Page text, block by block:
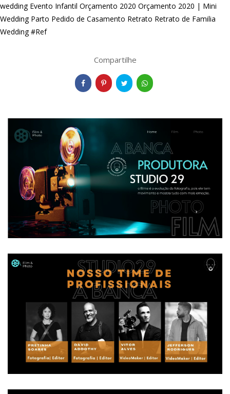
wedding Evento Infantil Orçamento 2020 Orçamento 2020 | Mini
Wedding Parto Pedido de Casamento Retrato Retrato de Familia
Wedding #Ref
Compartilhe